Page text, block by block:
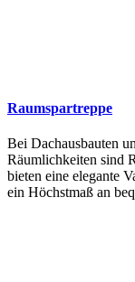
Raumspartreppe
Bei Dachausbauten
Räumlichkeiten sind
bieten eine elegante
ein Höchstmaß an